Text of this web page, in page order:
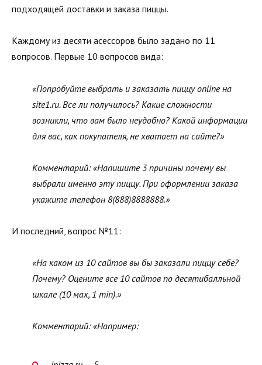
подходящей доставки и заказа пиццы.
Каждому из десяти асессоров было задано по 11
вопросов. Первые 10 вопросов вида:
«Попробуйте выбрать и заказать пиццу online на
site1.ru. Все ли получилось? Какие сложности
возникли, что вам было неудобно? Какой информации
для вас, как покупателя, не хватает на сайте?»
Комментарий: «Напишите 3 причины почему вы
выбрали именно эту пиццу. При оформлении заказа
укажите телефон 8(888)8888888.»
И последний, вопрос №11:
«На каком из 10 сайтов вы бы заказали пиццу себе?
Почему? Оцените все 10 сайтов по десятибалльной
шкале (10 мах, 1 min).»
Комментарий: «Например: